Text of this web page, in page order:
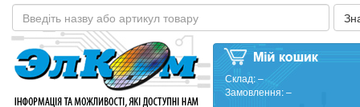
Склад:–
Замовлення:–